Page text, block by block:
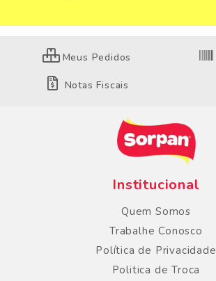
Meus Pedidos
Notas Fiscais
Institucional
Quem Somos
Trabalhe Conosco
Política de Privacidade
Politica de Troca